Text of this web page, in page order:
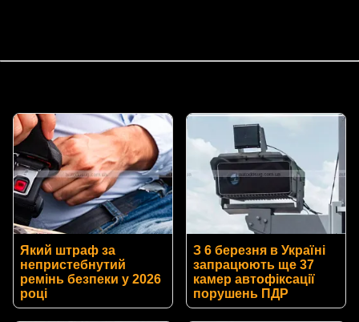
Який штраф за
непристебнутий
ремінь безпеки у 2026
році
З 6 березня в Україні
запрацюють ще 37
камер автофіксації
порушень ПДР